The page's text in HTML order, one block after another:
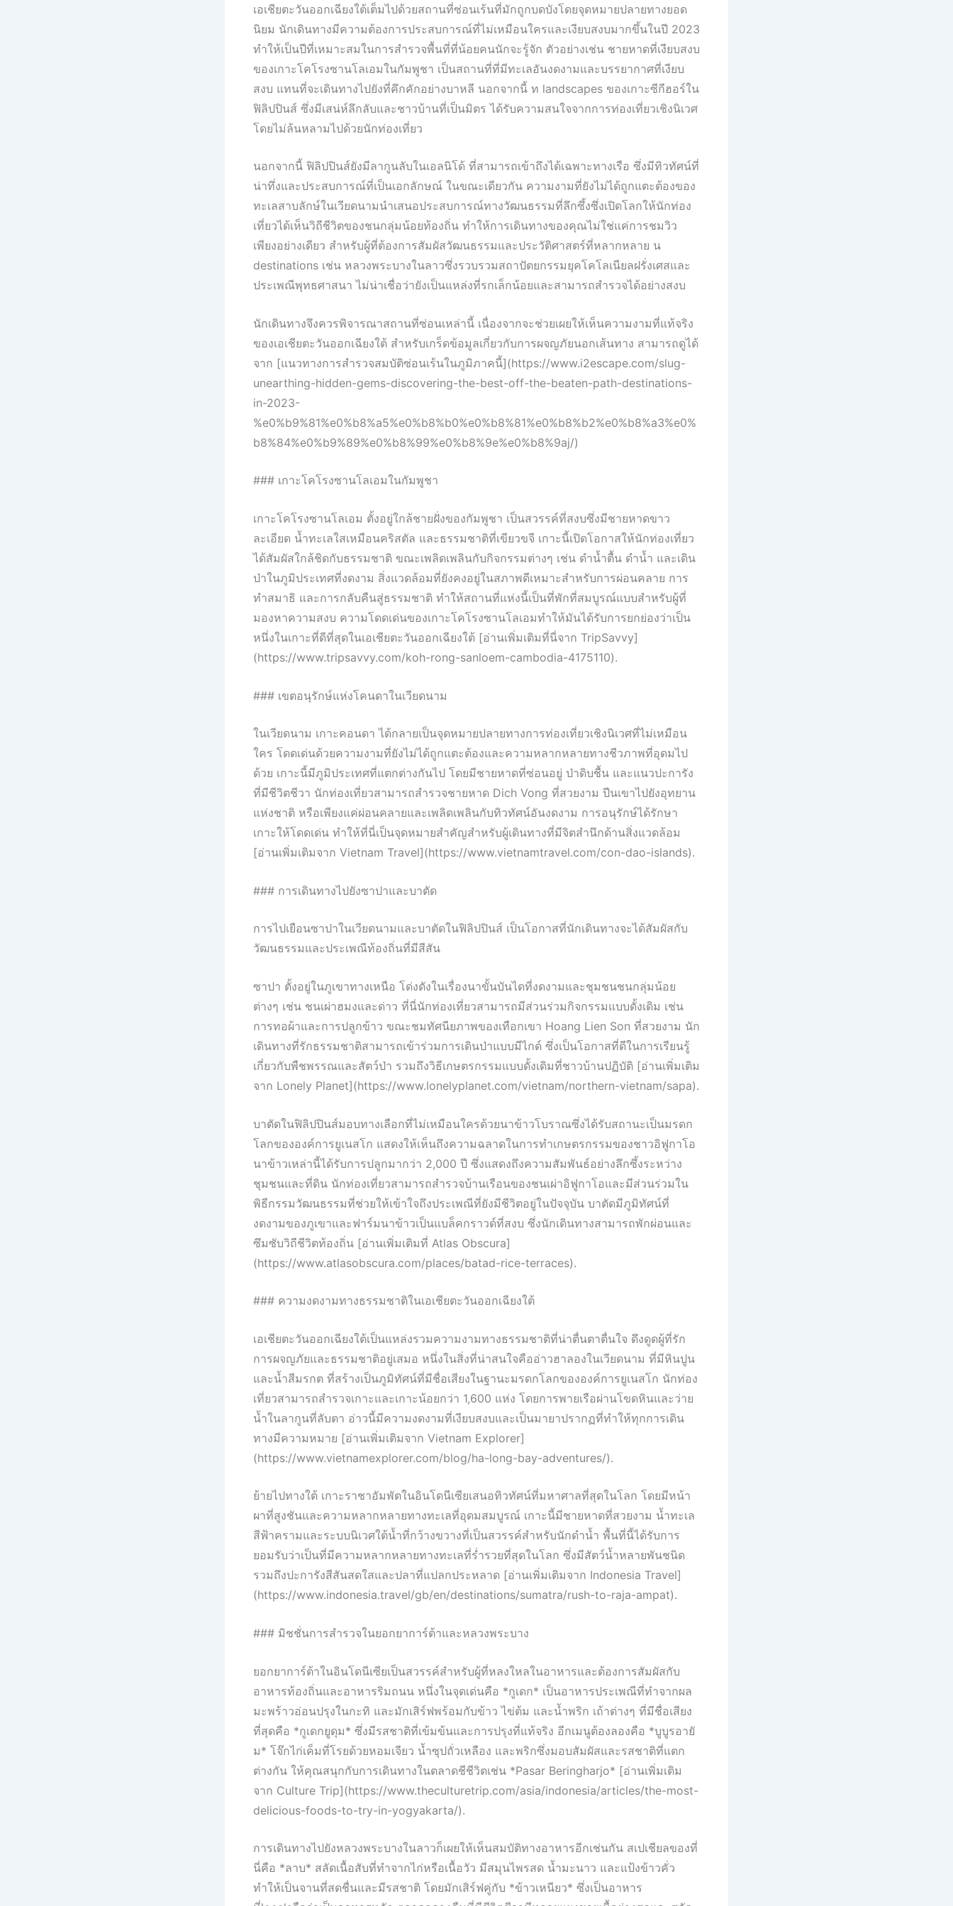
เอเชียตะวันออกเฉียงใต้เต็มไปด้วยสถานที่ซ่อนเร้นที่มักถูกบดบังโดยจุดหมายปลายทางยอด
นิยม นักเดินทางมีความต้องการประสบการณ์ที่ไม่เหมือนใครและเงียบสงบมากขึ้นในปี 2023
ทำให้เป็นปีที่เหมาะสมในการสำรวจพื้นที่ที่น้อยคนนักจะรู้จัก ตัวอย่างเช่น ชายหาดที่เงียบสงบ
ของเกาะโคโรงซานโลเอมในกัมพูชา เป็นสถานที่ที่มีทะเลอันงดงามและบรรยากาศที่เงียบ
สงบ แทนที่จะเดินทางไปยังที่คึกคักอย่างบาหลี นอกจากนี้ ท landscapes ของเกาะซีกีฮอร์ใน
ฟิลิปปินส์ ซึ่งมีเสน่ห์ลึกลับและชาวบ้านที่เป็นมิตร ได้รับความสนใจจากการท่องเที่ยวเชิงนิเวศ
โดยไม่ล้นหลามไปด้วยนักท่องเที่ยว
นอกจากนี้ ฟิลิปปินส์ยังมีลากูนลับในเอลนิโด้ ที่สามารถเข้าถึงได้เฉพาะทางเรือ ซึ่งมีทิวทัศน์ที่
น่าทึ่งและประสบการณ์ที่เป็นเอกลักษณ์ ในขณะเดียวกัน ความงามที่ยังไม่ได้ถูกแตะต้องของ
ทะเลสาบลักษ์ในเวียดนามนำเสนอประสบการณ์ทางวัฒนธรรมที่ลึกซึ้งซึ่งเปิดโลกให้นักท่อง
เที่ยวได้เห็นวิถีชีวิตของชนกลุ่มน้อยท้องถิ่น ทำให้การเดินทางของคุณไม่ใช่แค่การชมวิว
เพียงอย่างเดียว สำหรับผู้ที่ต้องการสัมผัสวัฒนธรรมและประวัติศาสตร์ที่หลากหลาย น
destinations เช่น หลวงพระบางในลาวซึ่งรวบรวมสถาปัตยกรรมยุคโคโลเนียลฝรั่งเศสและ
ประเพณีพุทธศาสนา ไม่น่าเชื่อว่ายังเป็นแหล่งที่รกเล็กน้อยและสามารถสำรวจได้อย่างสงบ
นักเดินทางจึงควรพิจารณาสถานที่ซ่อนเหล่านี้ เนื่องจากจะช่วยเผยให้เห็นความงามที่แท้จริง
ของเอเชียตะวันออกเฉียงใต้ สำหรับเกร็ดข้อมูลเกี่ยวกับการผจญภัยนอกเส้นทาง สามารถดูได้
จาก [แนวทางการสำรวจสมบัติซ่อนเร้นในภูมิภาคนี้](https://www.i2escape.com/slug-
unearthing-hidden-gems-discovering-the-best-off-the-beaten-path-destinations-
in-2023-
%e0%b9%81%e0%b8%a5%e0%b8%b0%e0%b8%81%e0%b8%b2%e0%b8%a3%e0%
b8%84%e0%b9%89%e0%b8%99%e0%b8%9e%e0%b8%9aj/)
### เกาะโคโรงซานโลเอมในกัมพูชา
เกาะโคโรงซานโลเอม ตั้งอยู่ใกล้ชายฝั่งของกัมพูชา เป็นสวรรค์ที่สงบซึ่งมีชายหาดขาว
ละเอียด น้ำทะเลใสเหมือนคริสตัล และธรรมชาติที่เขียวขจี เกาะนี้เปิดโอกาสให้นักท่องเที่ยว
ได้สัมผัสใกล้ชิดกับธรรมชาติ ขณะเพลิดเพลินกับกิจกรรมต่างๆ เช่น ดำน้ำตื้น ดำน้ำ และเดิน
ป่าในภูมิประเทศที่งดงาม สิ่งแวดล้อมที่ยังคงอยู่ในสภาพดีเหมาะสำหรับการผ่อนคลาย การ
ทำสมาธิ และการกลับคืนสู่ธรรมชาติ ทำให้สถานที่แห่งนี้เป็นที่พักที่สมบูรณ์แบบสำหรับผู้ที่
มองหาความสงบ ความโดดเด่นของเกาะโคโรงซานโลเอมทำให้มันได้รับการยกย่องว่าเป็น
หนึ่งในเกาะที่ดีที่สุดในเอเชียตะวันออกเฉียงใต้ [อ่านเพิ่มเติมที่นี่จาก TripSavvy]
(https://www.tripsavvy.com/koh-rong-sanloem-cambodia-4175110).
### เขตอนุรักษ์แห่งโคนดาในเวียดนาม
ในเวียดนาม เกาะคอนดา ได้กลายเป็นจุดหมายปลายทางการท่องเที่ยวเชิงนิเวศที่ไม่เหมือน
ใคร โดดเด่นด้วยความงามที่ยังไม่ได้ถูกแตะต้องและความหลากหลายทางชีวภาพที่อุดมไป
ด้วย เกาะนี้มีภูมิประเทศที่แตกต่างกันไป โดยมีชายหาดที่ซ่อนอยู่ ป่าดิบชื้น และแนวปะการัง
ที่มีชีวิตชีวา นักท่องเที่ยวสามารถสำรวจชายหาด Dich Vong ที่สวยงาม ปีนเขาไปยังอุทยาน
แห่งชาติ หรือเพียงแค่ผ่อนคลายและเพลิดเพลินกับทิวทัศน์อันงดงาม การอนุรักษ์ได้รักษา
เกาะให้โดดเด่น ทำให้ที่นี่เป็นจุดหมายสำคัญสำหรับผู้เดินทางที่มีจิตสำนึกด้านสิ่งแวดล้อม
[อ่านเพิ่มเติมจาก Vietnam Travel](https://www.vietnamtravel.com/con-dao-islands).
### การเดินทางไปยังซาปาและบาตัด
การไปเยือนซาปาในเวียดนามและบาตัดในฟิลิปปินส์ เป็นโอกาสที่นักเดินทางจะได้สัมผัสกับ
วัฒนธรรมและประเพณีท้องถิ่นที่มีสีสัน
ซาปา ตั้งอยู่ในภูเขาทางเหนือ โด่งดังในเรื่องนาขั้นบันไดที่งดงามและชุมชนชนกลุ่มน้อย
ต่างๆ เช่น ชนเผ่าฮมงและด่าว ที่นี่นักท่องเที่ยวสามารถมีส่วนร่วมกิจกรรมแบบดั้งเดิม เช่น
การทอผ้าและการปลูกข้าว ขณะชมทัศนียภาพของเทือกเขา Hoang Lien Son ที่สวยงาม นัก
เดินทางที่รักธรรมชาติสามารถเข้าร่วมการเดินป่าแบบมีไกด์ ซึ่งเป็นโอกาสที่ดีในการเรียนรู้
เกี่ยวกับพืชพรรณและสัตว์ป่า รวมถึงวิธีเกษตรกรรมแบบดั้งเดิมที่ชาวบ้านปฏิบัติ [อ่านเพิ่มเติม
จาก Lonely Planet](https://www.lonelyplanet.com/vietnam/northern-vietnam/sapa).
บาตัดในฟิลิปปินส์มอบทางเลือกที่ไม่เหมือนใครด้วยนาข้าวโบราณซึ่งได้รับสถานะเป็นมรดก
โลกขององค์การยูเนสโก แสดงให้เห็นถึงความฉลาดในการทำเกษตรกรรมของชาวอิฟูกาโอ
นาข้าวเหล่านี้ได้รับการปลูกมากว่า 2,000 ปี ซึ่งแสดงถึงความสัมพันธ์อย่างลึกซึ้งระหว่าง
ชุมชนและที่ดิน นักท่องเที่ยวสามารถสำรวจบ้านเรือนของชนเผ่าอิฟูกาโอและมีส่วนร่วมใน
พิธีกรรมวัฒนธรรมที่ช่วยให้เข้าใจถึงประเพณีที่ยังมีชีวิตอยู่ในปัจจุบัน บาตัดมีภูมิทัศน์ที่
งดงามของภูเขาและฟาร์มนาข้าวเป็นแบล็คกราวด์ที่สงบ ซึ่งนักเดินทางสามารถพักผ่อนและ
ซึมซับวิถีชีวิตท้องถิ่น [อ่านเพิ่มเติมที่ Atlas Obscura]
(https://www.atlasobscura.com/places/batad-rice-terraces).
### ความงดงามทางธรรมชาติในเอเชียตะวันออกเฉียงใต้
เอเชียตะวันออกเฉียงใต้เป็นแหล่งรวมความงามทางธรรมชาติที่น่าตื่นตาตื่นใจ ดึงดูดผู้ที่รัก
การผจญภัยและธรรมชาติอยู่เสมอ หนึ่งในสิ่งที่น่าสนใจคืออ่าวฮาลองในเวียดนาม ที่มีหินปูน
และน้ำสีมรกต ที่สร้างเป็นภูมิทัศน์ที่มีชื่อเสียงในฐานะมรดกโลกขององค์การยูเนสโก นักท่อง
เที่ยวสามารถสำรวจเกาะและเกาะน้อยกว่า 1,600 แห่ง โดยการพายเรือผ่านโขดหินและว่าย
น้ำในลากูนที่ลับตา อ่าวนี้มีความงดงามที่เงียบสงบและเป็นมายาปรากฏที่ทำให้ทุกการเดิน
ทางมีความหมาย [อ่านเพิ่มเติมจาก Vietnam Explorer]
(https://www.vietnamexplorer.com/blog/ha-long-bay-adventures/).
ย้ายไปทางใต้ เกาะราชาอัมพัตในอินโดนีเซียเสนอทิวทัศน์ที่มหาศาลที่สุดในโลก โดยมีหน้า
ผาที่สูงชันและความหลากหลายทางทะเลที่อุดมสมบูรณ์ เกาะนี้มีชายหาดที่สวยงาม น้ำทะเล
สีฟ้าครามและระบบนิเวศใต้น้ำที่กว้างขวางที่เป็นสวรรค์สำหรับนักดำน้ำ พื้นที่นี้ได้รับการ
ยอมรับว่าเป็นที่มีความหลากหลายทางทะเลที่ร่ำรวยที่สุดในโลก ซึ่งมีสัตว์น้ำหลายพันชนิด
รวมถึงปะการังสีสันสดใสและปลาที่แปลกประหลาด [อ่านเพิ่มเติมจาก Indonesia Travel]
(https://www.indonesia.travel/gb/en/destinations/sumatra/rush-to-raja-ampat).
### มิชชั่นการสำรวจในยอกยาการ์ต้าและหลวงพระบาง
ยอกยาการ์ต้าในอินโดนีเซียเป็นสวรรค์สำหรับผู้ที่หลงใหลในอาหารและต้องการสัมผัสกับ
อาหารท้องถิ่นและอาหารริมถนน หนึ่งในจุดเด่นคือ *กูเดก* เป็นอาหารประเพณีที่ทำจากผล
มะพร้าวอ่อนปรุงในกะทิ และมักเสิร์ฟพร้อมกับข้าว ไข่ต้ม และน้ำพริก เถ้าต่างๆ ที่มีชื่อเสียง
ที่สุดคือ *กูเดกยูดุม* ซึ่งมีรสชาติที่เข้มข้นและการปรุงที่แท้จริง อีกเมนูต้องลองคือ *บูบูรอายั
ม* โจ๊กไก่เค็มที่โรยด้วยหอมเจียว น้ำซุปถั่วเหลือง และพริกซึ่งมอบสัมผัสและรสชาติที่แตก
ต่างกัน ให้คุณสนุกกับการเดินทางในตลาดชีชีวิตเช่น *Pasar Beringharjo* [อ่านเพิ่มเติม
จาก Culture Trip](https://www.theculturetrip.com/asia/indonesia/articles/the-most-
delicious-foods-to-try-in-yogyakarta/).
การเดินทางไปยังหลวงพระบางในลาวก็เผยให้เห็นสมบัติทางอาหารอีกเช่นกัน สเปเชียลของที่
นี่คือ *ลาบ* สลัดเนื้อสับที่ทำจากไก่หรือเนื้อวัว มีสมุนไพรสด น้ำมะนาว และแป้งข้าวคั่ว
ทำให้เป็นจานที่สดชื่นและมีรสชาติ โดยมักเสิร์ฟคู่กับ *ข้าวเหนียว* ซึ่งเป็นอาหาร